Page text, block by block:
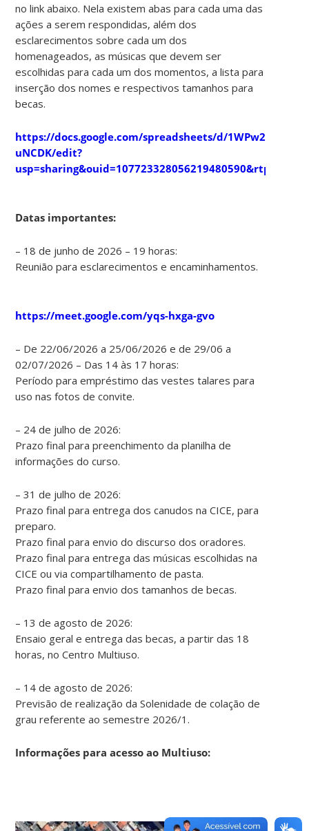
no link abaixo. Nela existem abas para cada uma das
ações a serem respondidas, além dos
esclarecimentos sobre cada um dos
homenageados, as músicas que devem ser
escolhidas para cada um dos momentos, a lista para
inserção dos nomes e respectivos tamanhos para
becas.
https://docs.google.com/spreadsheets/d/
uNCDK/edit?
Datas importantes:
– 18 de junho de 2026 – 19 horas:
Reunião para esclarecimentos e encaminhamentos.
https://meet.google.com/yqs-hxga-gvo
– De 22/06/2026 a 25/06/2026 e de 29/06 a
02/07/2026 – Das 14 às 17 horas:
Período para empréstimo das vestes talares para
uso nas fotos de convite.
– 24 de julho de 2026:
Prazo final para preenchimento da planilha de
informações do curso.
– 31 de julho de 2026:
Prazo final para entrega dos canudos na CICE, para
preparo.
Prazo final para envio do discurso dos oradores.
Prazo final para entrega das músicas escolhidas na
CICE ou via compartilhamento de pasta.
Prazo final para envio dos tamanhos de becas.
– 13 de agosto de 2026:
Ensaio geral e entrega das becas, a partir das 18
horas, no Centro Multiuso.
– 14 de agosto de 2026:
Previsão de realização da Solenidade de colação de
grau referente ao semestre 2026/1.
Informações para acesso ao Multiuso: